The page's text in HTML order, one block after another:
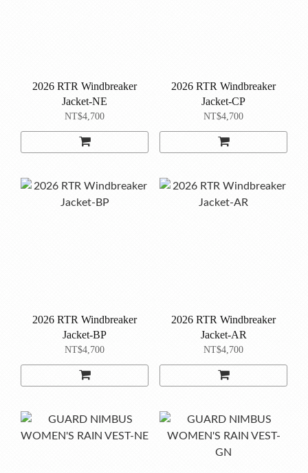
2026 RTR Windbreaker
Jacket-NE
NT$4,700
2026 RTR Windbreaker
Jacket-CP
NT$4,700
2026 RTR Windbreaker
Jacket-BP
NT$4,700
2026 RTR Windbreaker
Jacket-AR
NT$4,700